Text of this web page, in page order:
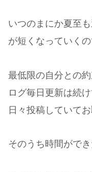
いつのまにか夏至
が短くなっていく
最低限の自分との
ログ毎日更新は続
日々投稿していて
そのうち時間ができ